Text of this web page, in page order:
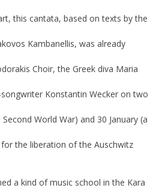
this cantata, based on texts by the
Kambanellis, was already
Choir, the Greek diva Maria
Konstantin Wecker on two
World War) and 30 January (a
the liberation of the Auschwitz
a kind of music school in the Kara